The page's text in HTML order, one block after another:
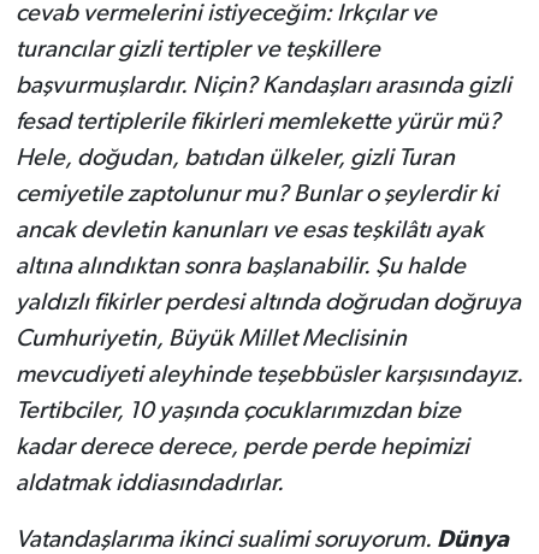
cevab vermelerini istiyeceğim: Irkçılar ve
turancılar gizli tertipler ve teşkillere
başvurmuşlardır. Niçin? Kandaşları arasında gizli
fesad tertiplerile fikirleri memlekette yürür mü?
Hele, doğudan, batıdan ülkeler, gizli Turan
cemiyetile zaptolunur mu? Bunlar o şeylerdir ki
ancak devletin kanunları ve esas teşkilâtı ayak
altına alındıktan sonra başlanabilir. Şu halde
yaldızlı fikirler perdesi altında doğrudan doğruya
Cumhuriyetin, Büyük Millet Meclisinin
mevcudiyeti aleyhinde teşebbüsler karşısındayız.
Tertibciler, 10 yaşında çocuklarımızdan bize
kadar derece derece, perde perde hepimizi
aldatmak iddiasındadırlar.
Vatandaşlarıma ikinci sualimi soruyorum. Dünya